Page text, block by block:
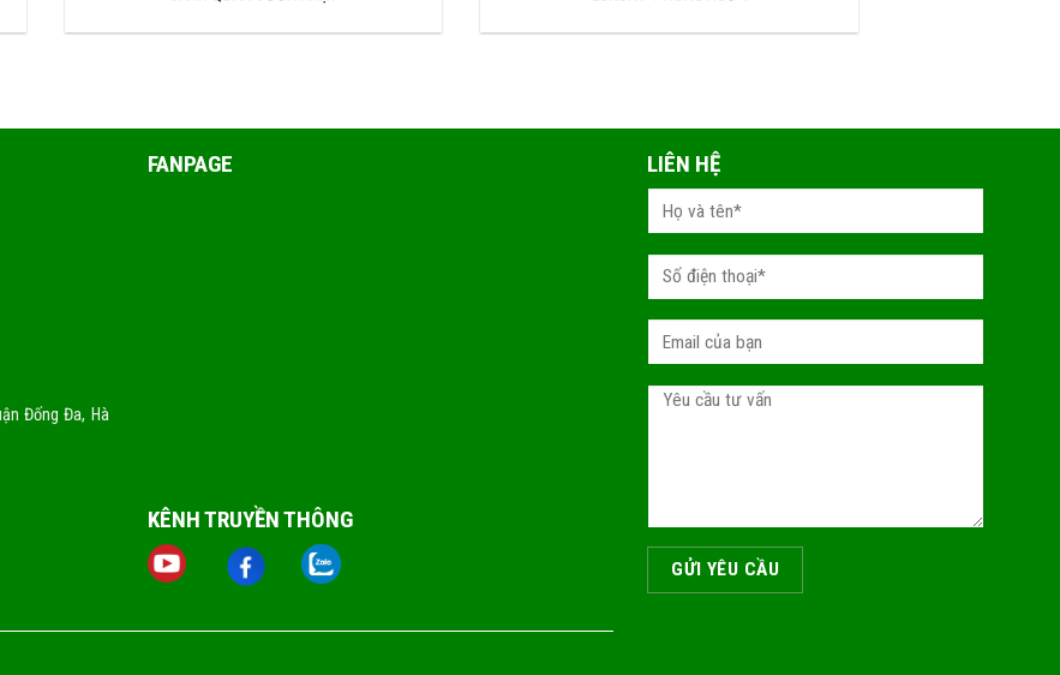
Đống Đa, Hà
FANPAGE
KÊNH TRUYỀN THÔNG
LIÊN HỆ